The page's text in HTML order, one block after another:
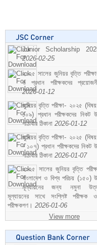
Junior Scholarship
2026-02-25
২০২৫ সালের জুনিয়র বৃত্তি
ও প্রধান পরীক্ষকদের
2026-01-12
জুনিয়র বৃত্তি পরীক্ষা- ২০২৫
১০৯) প্রধান পরীক্ষকদের নিকট
পাঠাবার ঠিকানা 2026-01-12
জুনিয়র বৃত্তি পরীক্ষা- ২০২৫
- ১০৭) প্রধান পরীক্ষকদের নিকট
পাঠাবার ঠিকানা 2026-01-07
২০২৫ সালের জুনিয়র বৃত্তি
বাংলাদেশ ও বিশ্ব পরিচয় (১৫০)
মূল্যায়নের জন্য নমুনা
মূল্যায়নের সাথে সংশ্লিষ্ট পরীক্ষক
পরীক্ষকগণ। 2026-01-06
View more